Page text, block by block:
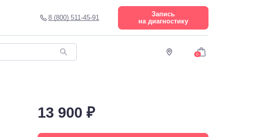
8 (800) 511-45-91
Запись
на диагностику
0
13 900 ₽